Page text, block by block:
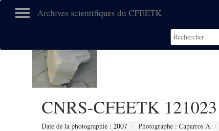
Archives scientifiques du CFEETK
CNRS-CFEETK 121023
Date de la photographie : 2007 Photographe : Caparros A.